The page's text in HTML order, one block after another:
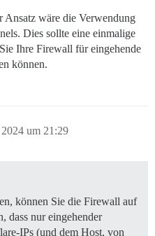
Ansatz wäre die Verwendung
Dies sollte eine einmalige
Ihre Firewall für eingehende
können.
um 21:29
können Sie die Firewall auf
dass nur eingehender
IPs (und dem Host, von